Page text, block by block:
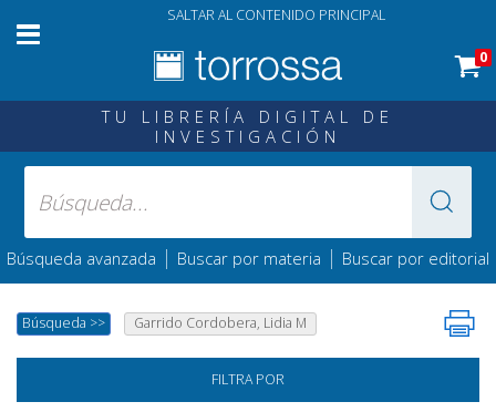
SALTAR AL CONTENIDO PRINCIPAL
0
TU LIBRERÍA DIGITAL DE
INVESTIGACIÓN
Búsqueda avanzada | Buscar por materia | Buscar por editorial
Búsqueda >> Garrido Cordobera, Lidia M
FILTRA POR